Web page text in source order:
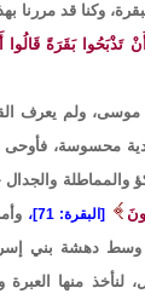
وكنا قد مررنا
بَقَرَةً قَالُوا
ولم يعرف
مادية محسوسة،
والمماطلة
[البقرة: 71]،
في وسط دهشة بني
لنأخذ منها